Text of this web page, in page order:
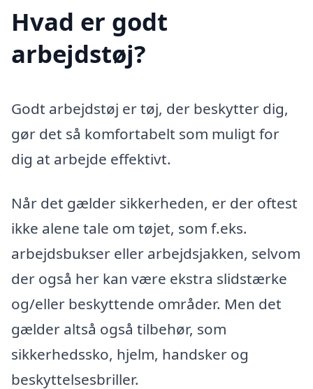
Hvad er godt
arbejdstøj?
Godt arbejdstøj er tøj, der beskytter dig,
gør det så komfortabelt som muligt for
dig at arbejde effektivt.
Når det gælder sikkerheden, er der oftest
ikke alene tale om tøjet, som f.eks.
arbejdsbukser eller arbejdsjakken, selvom
der også her kan være ekstra slidstærke
og/eller beskyttende områder. Men det
gælder altså også tilbehør, som
sikkerhedssko, hjelm, handsker og
beskyttelsesbriller.